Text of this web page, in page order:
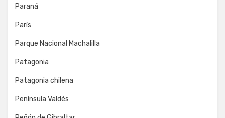
Paraná
París
Parque Nacional Machalilla
Patagonia
Patagonia chilena
Península Valdés